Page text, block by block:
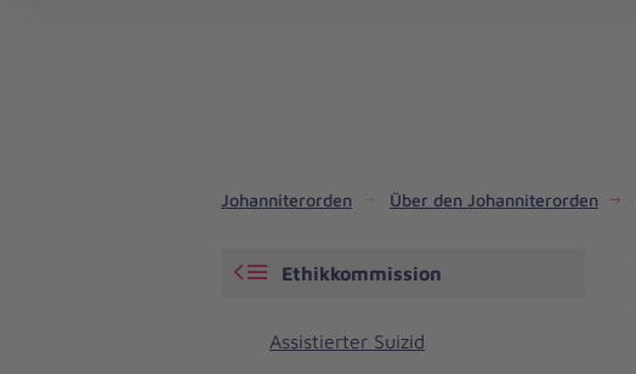
Johanniterorden Über den Johanniterorden
Ethikkommission
Assistierter Suizid